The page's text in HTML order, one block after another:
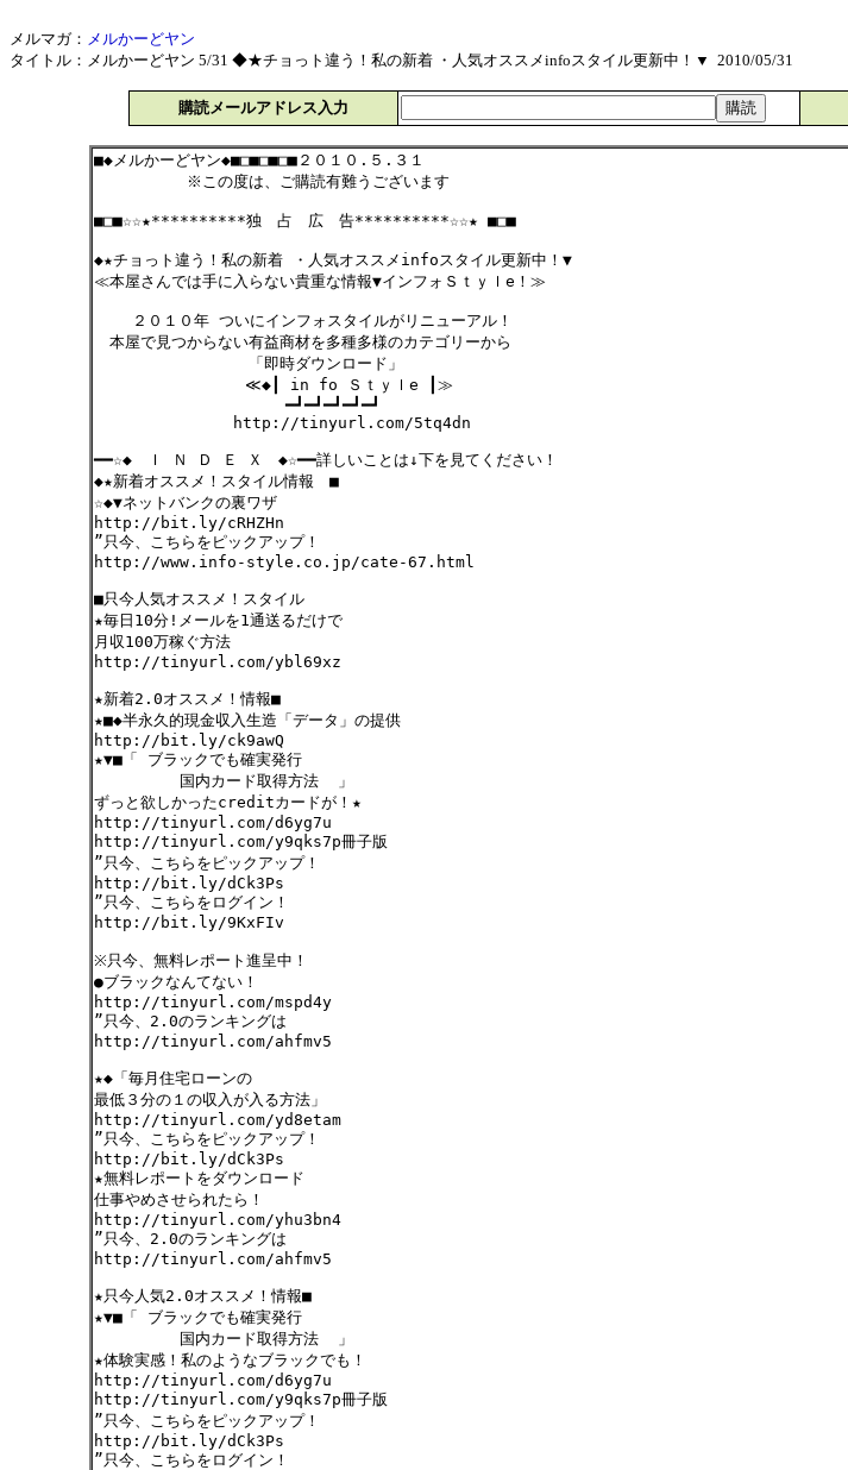
メルマガ： メルかーどヤン
タイトル：メルかーどヤン 5/31 ◆★チョっト違う！私の新着 ・人気オススメinfoスタイル更新中！▼ 2010/05/31
購読メールアドレス入力
■◆メルかーどヤン◆■□■□■□■２０１０.５.３１
※この度は、ご購読有難うございます
■□■☆☆★**********独 占 広 告**********☆☆★ ■□■
◆★チョっト違う！私の新着 ・人気オススメinfoスタイル更新中！▼
≪本屋さんでは手に入らない貴重な情報▼インフォＳｔｙｌe！≫
２０１０年 ついにインフォスタイルがリニューアル！
本屋で見つからない有益商材を多種多様のカテゴリーから
「即時ダウンロード」
≪◆┃ in fo Ｓｔｙｌe ┃≫
━┛━┛━┛━┛━┛
http://tinyurl.com/5tq4dn
━━☆◆ Ｉ Ｎ Ｄ Ｅ Ｘ ◆☆━━詳しいことは↓下を見てください！
◆★新着オススメ！スタイル情報 ■
☆◆▼ネットバンクの裏ワザ
http://bit.ly/cRHZHn
”只今、こちらをピックアップ！
http://www.info-style.co.jp/cate-67.html
■只今人気オススメ！スタイル
★毎日10分!メールを1通送るだけで
月収100万稼ぐ方法
http://tinyurl.com/ybl69xz
★新着2.0オススメ！情報■
★■◆半永久的現金収入生造「データ」の提供
http://bit.ly/ck9awQ
★▼■「 ブラックでも確実発行
国内カード取得方法 」
ずっと欲しかったcreditカードが！★
http://tinyurl.com/d6yg7u
http://tinyurl.com/y9qks7p冊子版
”只今、こちらをピックアップ！
http://bit.ly/dCk3Ps
”只今、こちらをログイン！
http://bit.ly/9KxFIv
※只今、無料レポート進呈中！
●ブラックなんてない！
http://tinyurl.com/mspd4y
”只今、2.0のランキングは
http://tinyurl.com/ahfmv5
★◆「毎月住宅ローンの
最低３分の１の収入が入る方法」
http://tinyurl.com/yd8etam
”只今、こちらをピックアップ！
http://bit.ly/dCk3Ps
★無料レポートをダウンロード
仕事やめさせられたら！
http://tinyurl.com/yhu3bn4
”只今、2.0のランキングは
http://tinyurl.com/ahfmv5
★只今人気2.0オススメ！情報■
★▼■「 ブラックでも確実発行
国内カード取得方法 」
★体験実感！私のようなブラックでも！
http://tinyurl.com/d6yg7u
http://tinyurl.com/y9qks7p冊子版
”只今、こちらをピックアップ！
http://bit.ly/dCk3Ps
”只今、こちらをログイン！